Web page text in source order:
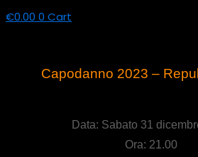
€0.00 0 Cart
Capodanno 2023 –
Data: Sabato 31
Ora: 21.00